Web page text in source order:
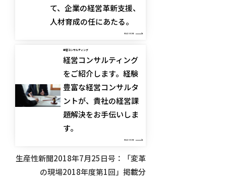
て、企業の経営革新支援、
人材育成の任にあたる。
READ MORE
経営コンサルティング
経営コンサルティング
をご紹介します。経験
豊富な経営コンサルタ
ントが、貴社の経営課
題解決をお手伝いしま
す。
READ MORE
生産性新聞2018年7月25日号：「変革
の現場2018年度第1回」掲載分